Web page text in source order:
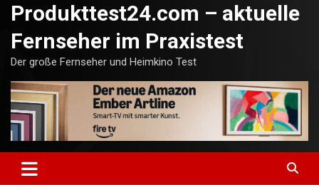
Produkttest24.com – aktuelle
Fernseher im Praxistest
Der große Fernseher und Heimkino Test